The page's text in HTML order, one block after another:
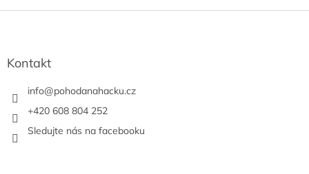
v
Z
Kontakt
info@pohodanahacku.cz
+420 608 804 252
Sledujte nás na facebooku